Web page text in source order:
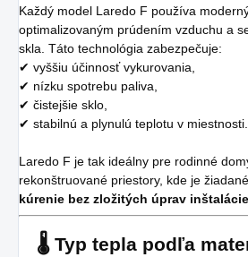
Každý model Laredo F používa
optimalizovaným prúdením vzduchu a
skla. Táto technológia zabezpečuje:
✔ vyššiu účinnosť vykurovania,
✔ nízku spotrebu paliva,
✔ čistejšie sklo,
✔ stabilnú a plynulú teplotu v miestnosti.
Laredo F je tak ideálny pre rodinné
rekonštruované priestory, kde je žiadané
kúrenie bez zložitých úprav inštalácie
🌡️ Typ tepla podľa